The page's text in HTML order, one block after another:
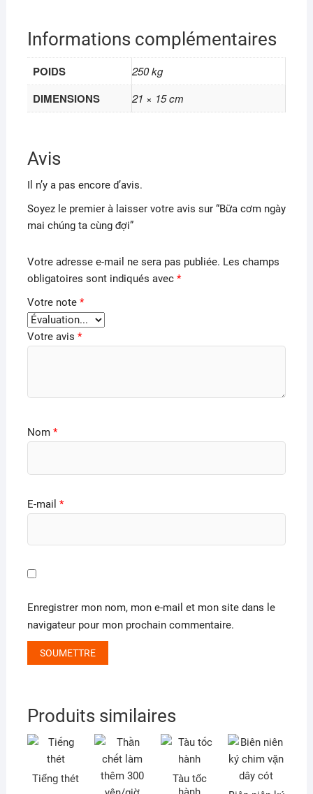
Informations complémentaires
POIDS 250 kg
DIMENSIONS 21 × 15 cm
Avis
Il n’y a pas encore d’avis.
Soyez le premier à laisser votre avis sur “Bữa cơm ngày
mai chúng ta cùng đợi”
Votre adresse e-mail ne sera pas publiée. Les champs
obligatoires sont indiqués avec *
Votre note *
Votre avis *
Nom *
E-mail *
Enregistrer mon nom, mon e-mail et mon site dans le
navigateur pour mon prochain commentaire.
Produits similaires
Tiếng thét
Tàu tốc